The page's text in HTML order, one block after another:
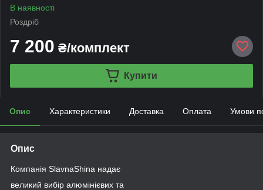
В наявності
Роздріб
7 200 ₴/комплект
Купити
Опис Характеристики Доставка Оплата Умови
Опис
Компанія SlavnaShina надає
великий вибір алюмінієвих та